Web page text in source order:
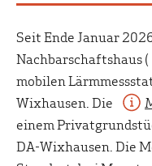
Seit Ende Januar
Nachbarschaftshaus (
mobilen
Wixhausen. Die
einem
DA-Wixhausen. Die